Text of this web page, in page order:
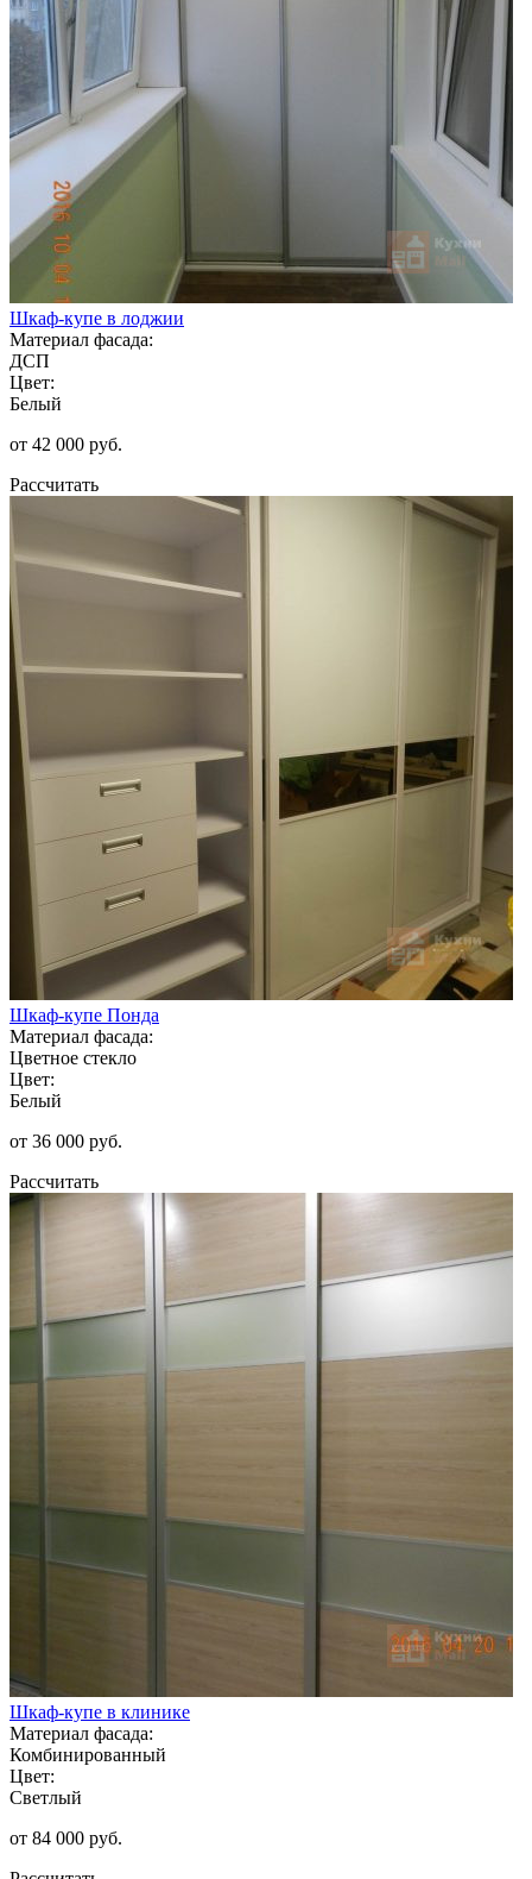
Шкаф-купе в лоджии
Материал фасада:
ДСП
Цвет:
Белый
от 42 000 руб.
Рассчитать
Шкаф-купе Понда
Материал фасада:
Цветное стекло
Цвет:
Белый
от 36 000 руб.
Рассчитать
Шкаф-купе в клинике
Материал фасада:
Комбинированный
Цвет:
Светлый
от 84 000 руб.